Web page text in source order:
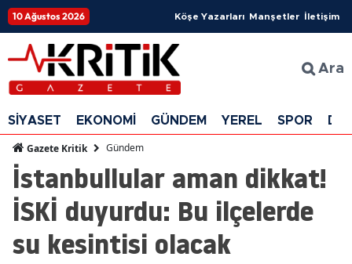
10 Ağustos 2026 Köşe Yazarları Manşetler İletişim
Ara
SİYASET EKONOMİ GÜNDEM YEREL SPOR
Gazete Kritik Gündem
İstanbullular aman dikkat!
İSKİ duyurdu: Bu ilçelerde
su kesintisi olacak